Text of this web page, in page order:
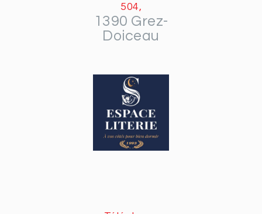
504,
1390 Grez-
Doiceau